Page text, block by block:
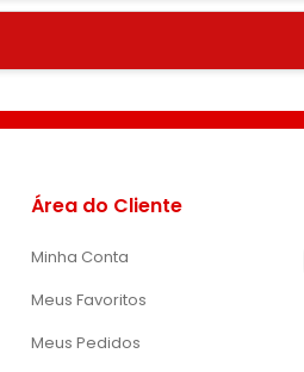
Área do Cliente
Minha Conta
Meus Favoritos
Meus Pedidos